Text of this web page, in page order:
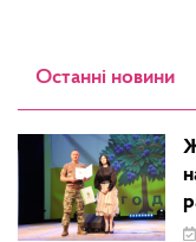
Останні новини